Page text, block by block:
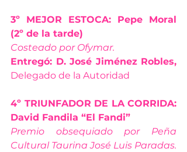
3º MEJOR ESTOCA: Pepe Moral
(2º de la tarde)
Costeado por Ofymar.
Delegado de la Autoridad
4º TRIUNFADOR DE LA CORRIDA:
David Fandila “El Fandi”
Premio obsequiado por Peña
Cultural Taurina José Luis Paradas.